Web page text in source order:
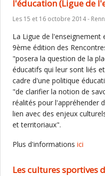
l'éducation (Ligue de
Les 15 et 16 octobre 2014 -
La Ligue de l'enseignement
9ème édition des
"posera la question de la
éducatifs qui leur sont liés
cadre d'une politique
"de clarifier la notion de
réalités pour l'appréhender
lien avec des enjeux
et territoriaux".
Plus d'informations ici
Les cultures sportives